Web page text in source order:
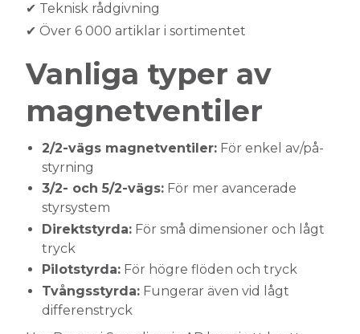
✔ Teknisk rådgivning
✔ Över 6 000 artiklar i sortimentet
Vanliga typer av
magnetventiler
2/2-vägs magnetventiler: För enkel av/på-
styrning
3/2- och 5/2-vägs: För mer avancerade
styrsystem
Direktstyrda: För små dimensioner och lågt
tryck
Pilotstyrda: För högre flöden och tryck
Tvångsstyrda: Fungerar även vid lågt
differenstryck